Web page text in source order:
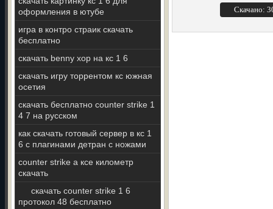
оформления в ютубе
игра в контро страик скачать
бесплатно
скачать benny xop на кс 1 6
скачать игру торрентом кс южная
осетия
скачать бесплатно counter strike 1
4 7 на русском
как скачать готовый сервер в кс 1
6 с плагинами детран с ножами
counter strike а ксе километр
скачать
скачать counter strike 1 6
протокол 48 бесплатно
Скачано: